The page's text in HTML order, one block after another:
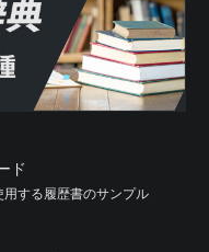
ド
用する履歴書のサンプル